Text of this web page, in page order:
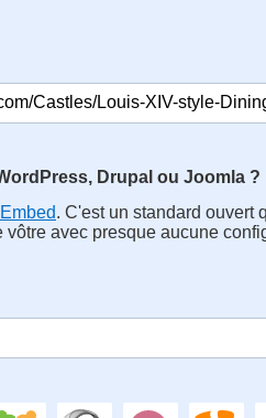
Drupal ou Joomla ?
. C'est un standard ouvert
vôtre avec presque aucune